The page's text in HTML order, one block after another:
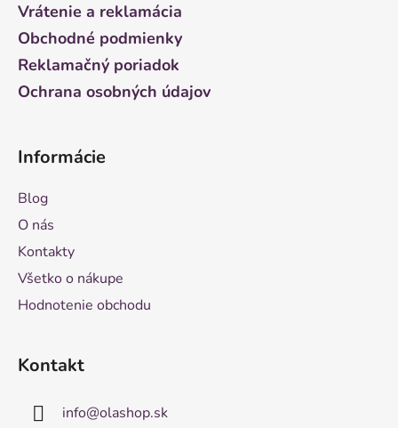
Vrátenie a reklamácia
Obchodné podmienky
Reklamačný poriadok
Ochrana osobných údajov
Informácie
Blog
O nás
Kontakty
Všetko o nákupe
Hodnotenie obchodu
Kontakt
info@olashop.sk